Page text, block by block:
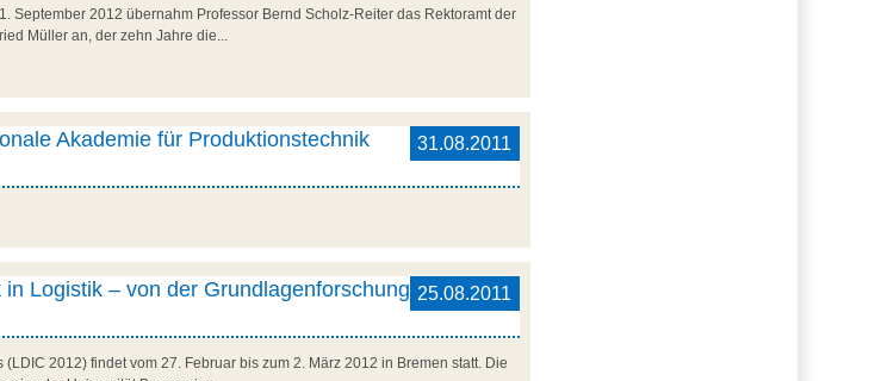
September 2012 übernahm Professor Bernd Scholz-Reiter das Rektoramt der
Müller an, der zehn Jahre die...
31.08.2011
Akademie für Produktionstechnik
25.08.2011
Logistik – von der Grundlagenforschung
2012) findet vom 27. Februar bis zum 2. März 2012 in Bremen statt. Die